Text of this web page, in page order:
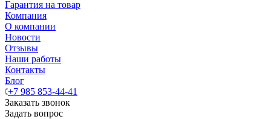
Гарантия на товар
Компания
О компании
Новости
Отзывы
Наши работы
Контакты
Блог
+7 985 853-44-41
Заказать звонок
Задать вопрос